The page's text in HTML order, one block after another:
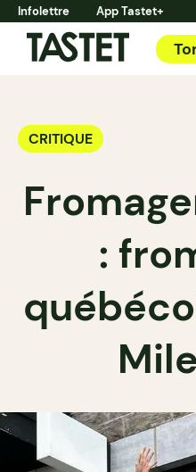
Infolettre App Tastet+
CRITIQUE
: